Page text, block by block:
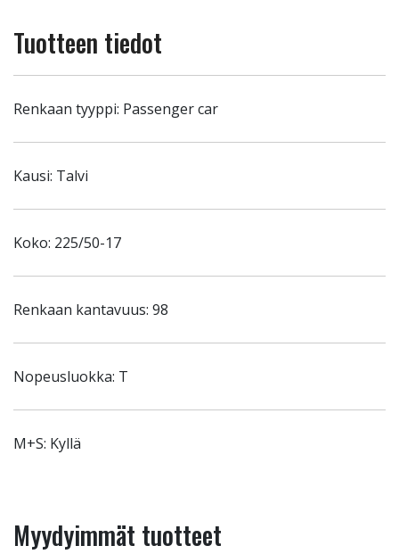
Tuotteen tiedot
Renkaan tyyppi: Passenger car
Kausi: Talvi
Koko: 225/50-17
Renkaan kantavuus: 98
Nopeusluokka: T
M+S: Kyllä
Myydyimmät tuotteet